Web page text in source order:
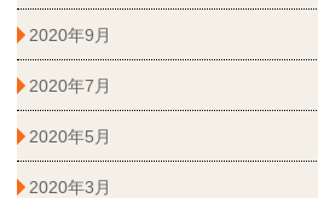
2020年9月
2020年7月
2020年5月
2020年3月